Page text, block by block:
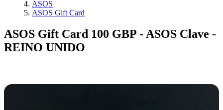
ASOS
ASOS Gift Card
ASOS Gift Card 100 GBP - ASOS Clave -
REINO UNIDO